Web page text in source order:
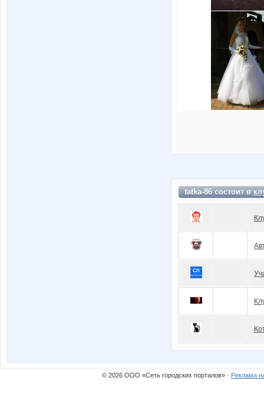
tatka-86 состоит в
© 2026 ООО «Сеть городских порталов» · Реклама